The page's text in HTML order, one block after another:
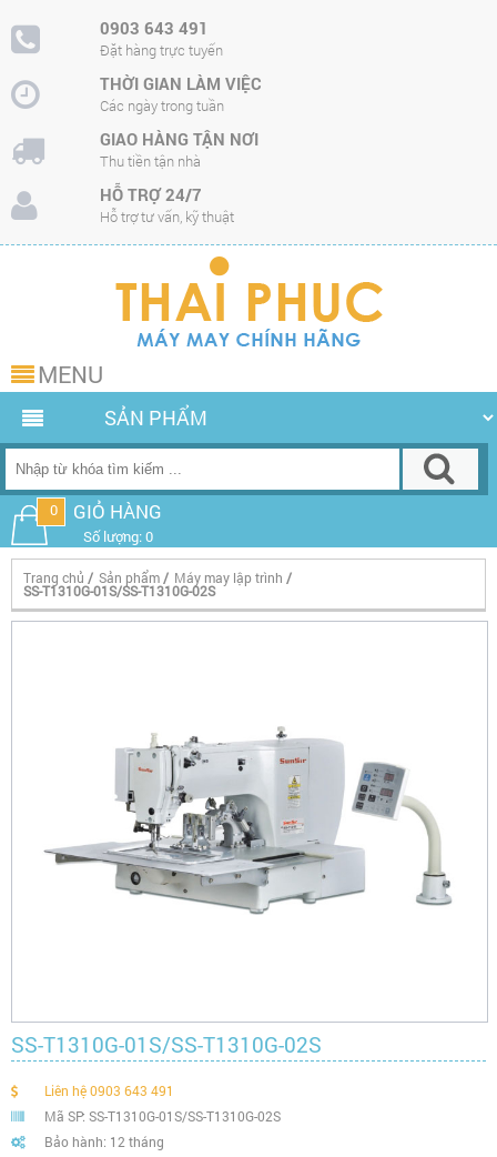
0903 643 491
Đặt hàng trực tuyến
THỜI GIAN LÀM VIỆC
Các ngày trong tuần
GIAO HÀNG TẬN NƠI
Thu tiền tận nhà
HỖ TRỢ 24/7
Hỗ trợ tư vấn, kỹ thuật
MENU
0 GIỎ HÀNG
Số lượng: 0
Trang chủ / Sản phẩm / Máy may lập trình /
SS-T1310G-01S/SS-T1310G-02S
SS-T1310G-01S/SS-T1310G-02S
Liên hệ 0903 643 491
Mã SP: SS-T1310G-01S/SS-T1310G-02S
Bảo hành: 12 tháng